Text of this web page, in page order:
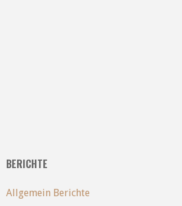
BERICHTE
Allgemein Berichte